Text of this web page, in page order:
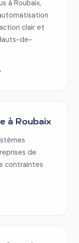
à Roubaix,
clair et
de-
à Roubaix
de
contraintes